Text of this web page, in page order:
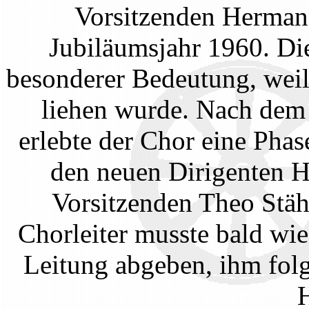
Vorsitzenden
Jubiläumsjahr 1960.
besonderer Bedeutung,
liehen wurde. Nach
erlebte der Chor eine
den neuen Dirigenten
Vorsitzenden Theo
Chorleiter musste bald
Leitung abgeben, ihm